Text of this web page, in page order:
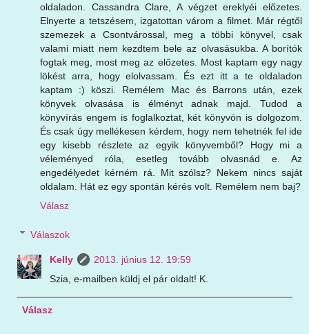
oldaladon. Cassandra Clare, A végzet ereklyéi előzetes.
Elnyerte a tetszésem, izgatottan várom a filmet. Már régtől
szemezek a Csontvárossal, meg a többi könyvel, csak
valami miatt nem kezdtem bele az olvasásukba. A borítók
fogtak meg, most meg az előzetes. Most kaptam egy nagy
lökést arra, hogy elolvassam. És ezt itt a te oldaladon
kaptam :) köszi. Remélem Mac és Barrons után, ezek
könyvek olvasása is élményt adnak majd. Tudod a
könyvírás engem is foglalkoztat, két könyvön is dolgozom.
És csak úgy mellékesen kérdem, hogy nem tehetnék fel ide
egy kisebb részlete az egyik könyvemből? Hogy mi a
véleményed róla, esetleg tovább olvasnád e. Az
engedélyedet kérném rá. Mit szólsz? Nekem nincs saját
oldalam. Hát ez egy spontán kérés volt. Remélem nem baj?
Válasz
Válaszok
Kelly
2013. június 12. 19:59
Szia, e-mailben küldj el pár oldalt! K.
Válasz